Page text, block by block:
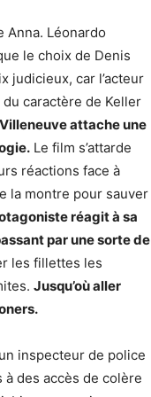
Léonardo
le choix de Denis
judicieux, car l’acteur
caractère de Keller
attache une
Le film s’attarde
réactions face à
la montre pour sauver
réagit à sa
par une sorte de
les fillettes les
Jusqu’où aller
inspecteur de police
des accès de colère